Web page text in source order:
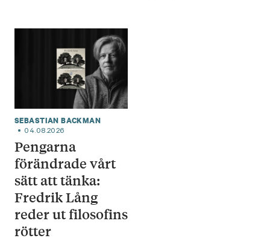
SEBASTIAN BACKMAN
04.08.2026
Pengarna
förändrade vårt
sätt att tänka:
Fredrik Lång
reder ut filosofins
rötter